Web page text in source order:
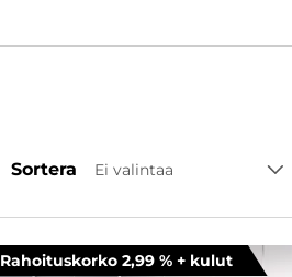
Sortera Ei valintaa
Rahoituskorko 2,99 % + kulut